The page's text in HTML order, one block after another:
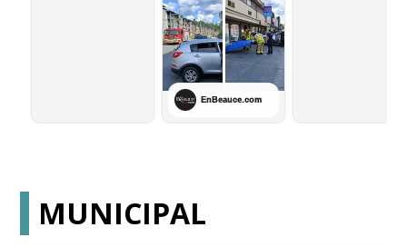
MUNICIPAL